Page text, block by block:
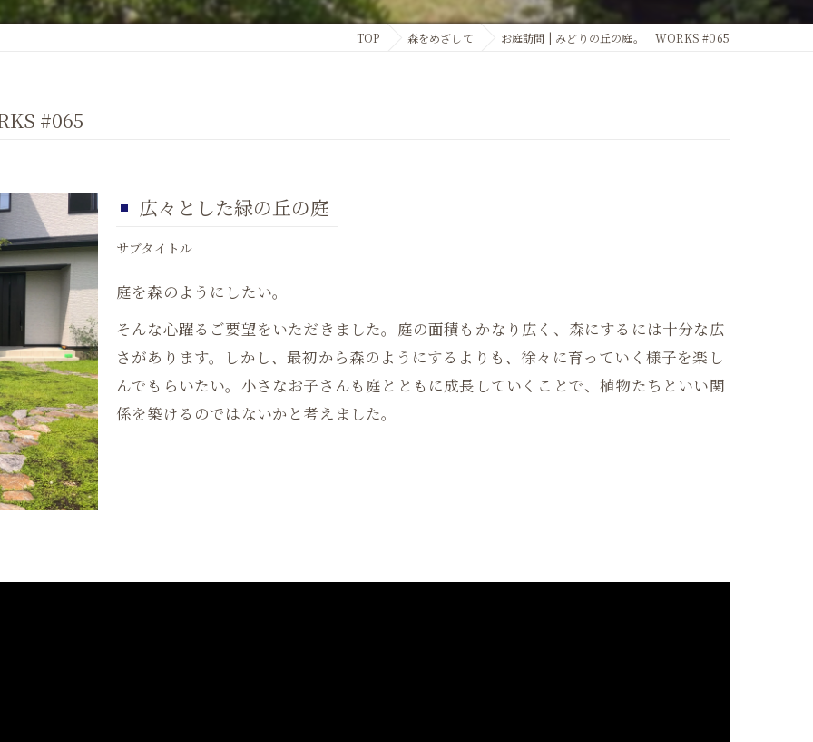
TOP 森をめざして お庭訪問 | みどりの丘の庭。 WORKS #065
#065
広々とした緑の丘の庭
サブタイトル
庭を森のようにしたい。
そんな心躍るご要望をいただきました。庭の面積もかなり広く、森にするには十分な広
さがあります。しかし、最初から森のようにするよりも、徐々に育っていく様子を楽し
んでもらいたい。小さなお子さんも庭とともに成長していくことで、植物たちといい関
係を築けるのではないかと考えました。